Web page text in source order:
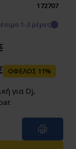
172707
1-3 μέρες
ΟΦΕΛΟΣ 11%
για Dj,